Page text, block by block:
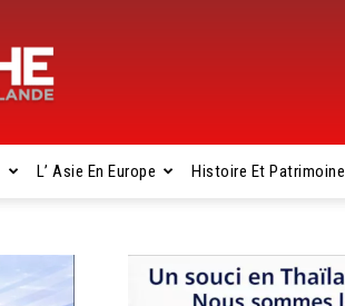
L’ Asie En Europe Histoire Et Patrimoine